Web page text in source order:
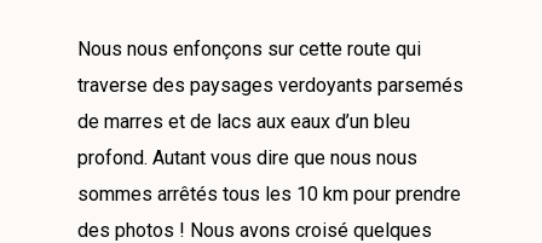
Nous nous enfonçons sur cette route qui
traverse des paysages verdoyants parsemés
de marres et de lacs aux eaux d’un bleu
profond. Autant vous dire que nous nous
sommes arrêtés tous les 10 km pour prendre
des photos ! Nous avons croisé quelques